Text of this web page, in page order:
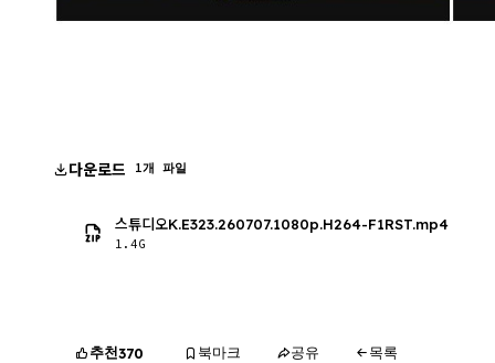
다운로드 1개 파일
스튜디오K.E323.260707.1080p.H264-F1RST.mp4
1.4G
추천370 북마크 공유 목록